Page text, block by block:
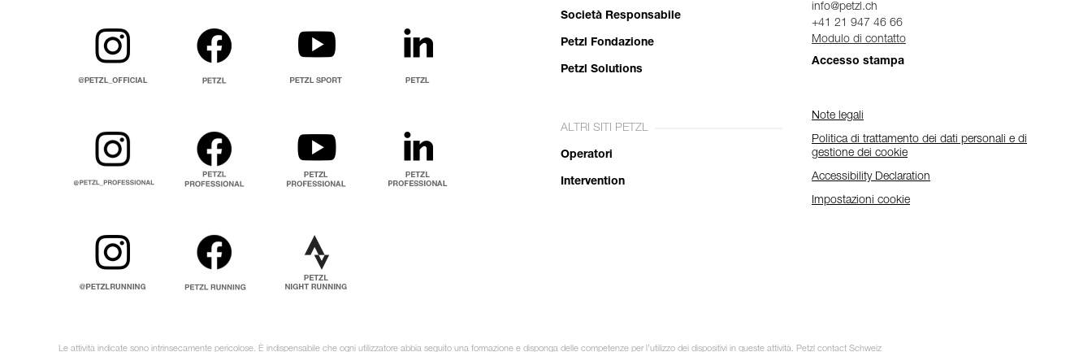
Società Responsabile
Petzl Fondazione
Petzl Solutions
ALTRI SITI PETZL
Operatori
Intervention
info@petzl.ch
+41 21 947 46 66
Modulo di contatto
Accesso stampa
Note legali
Politica di trattamento dei dati personali e di
gestione dei cookie
Accessibility Declaration
Impostazioni cookie
Le attività indicate sono intrinsecamente pericolose. È indispensabile che ogni utilizzatore abbia seguito una formazione e disponga delle competenze per l’utilizzo dei dispositivi in queste attività. Petzl contact Schweiz